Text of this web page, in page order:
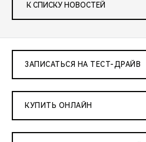
К СПИСКУ НОВОСТЕЙ
ЗАПИСАТЬСЯ НА ТЕСТ-ДРАЙВ
КУПИТЬ ОНЛАЙН